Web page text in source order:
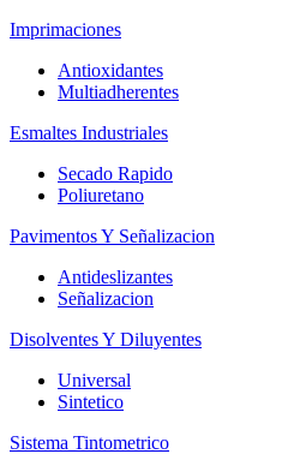
Imprimaciones
Antioxidantes
Multiadherentes
Esmaltes Industriales
Secado Rapido
Poliuretano
Pavimentos Y Señalizacion
Antideslizantes
Señalizacion
Disolventes Y Diluyentes
Universal
Sintetico
Sistema Tintometrico